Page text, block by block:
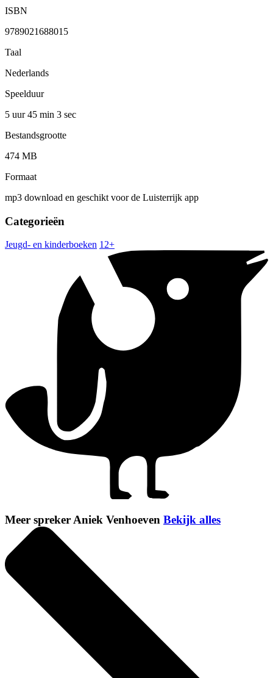
ISBN
9789021688015
Taal
Nederlands
Speelduur
5 uur 45 min 3 sec
Bestandsgrootte
474 MB
Formaat
mp3 download en geschikt voor de Luisterrijk app
Categorieën
Jeugd- en kinderboeken 12+
Meer spreker Aniek Venhoeven Bekijk alles